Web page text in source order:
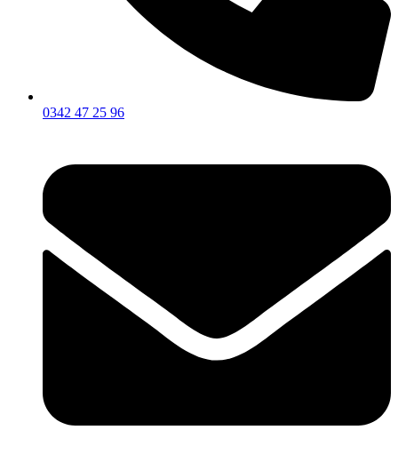
0342 47 25 96